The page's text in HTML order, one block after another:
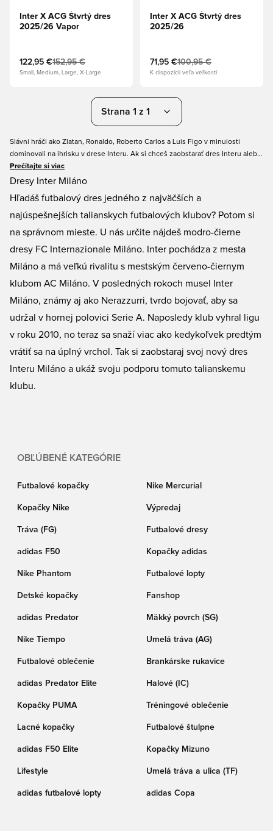
Inter X ACG Štvrtý dres
2025/26 Vapor
122,95 €152,95 €
Small, Medium, Large, X-Large
Inter X ACG Štvrtý dres
2025/26
71,95 €100,95 €
K dispozícii veľa veľkostí
Strana 1 z 1
Slávni hráči ako Zlatan, Ronaldo, Roberto Carlos a Luis Figo v minulosti
dominovali na ihrisku v drese Interu. Ak si chceš zaobstarať dres Interu alebo
možno niečo iné z milánskeho klubu, nájdeš to tu na Unisport.co.uk. Môžeš
si vybrať, či siahneš po domácom alebo vonkajšom drese, a tiež, či si želáš
rýchlym doručením na Unisport.
Prečítajte si viac
Dresy Inter Miláno
Hľadáš futbalový dres jedného z najväčších a
najúspešnejších talianskych futbalových klubov? Potom si
na správnom mieste. U nás určite nájdeš modro-čierne
dresy FC Internazionale Miláno. Inter pochádza z mesta
Miláno a má veľkú rivalitu s mestským červeno-čiernym
klubom AC Miláno. V posledných rokoch musel Inter
Miláno, známy aj ako Nerazzurri, tvrdo bojovať, aby sa
udržal v hornej polovici Serie A. Naposledy klub vyhral ligu
v roku 2010, no teraz sa snaží viac ako kedykoľvek predtým
vrátiť sa na úplný vrchol. Tak si zaobstaraj svoj nový dres
Interu Miláno a ukáž svoju podporu tomuto talianskemu
klubu.
OBĽÚBENÉ KATEGÓRIE
Futbalové kopačky Nike Mercurial
Kopačky Nike Výpredaj
Tráva (FG) Futbalové dresy
adidas F50 Kopačky adidas
Nike Phantom Futbalové lopty
Detské kopačky Fanshop
adidas Predator Mäkký povrch (SG)
Nike Tiempo Umelá tráva (AG)
Futbalové oblečenie Brankárske rukavice
adidas Predator Elite Halové (IC)
Kopačky PUMA Tréningové oblečenie
Lacné kopačky Futbalové štulpne
adidas F50 Elite Kopačky Mizuno
Lifestyle Umelá tráva a ulica (TF)
adidas futbalové lopty adidas Copa